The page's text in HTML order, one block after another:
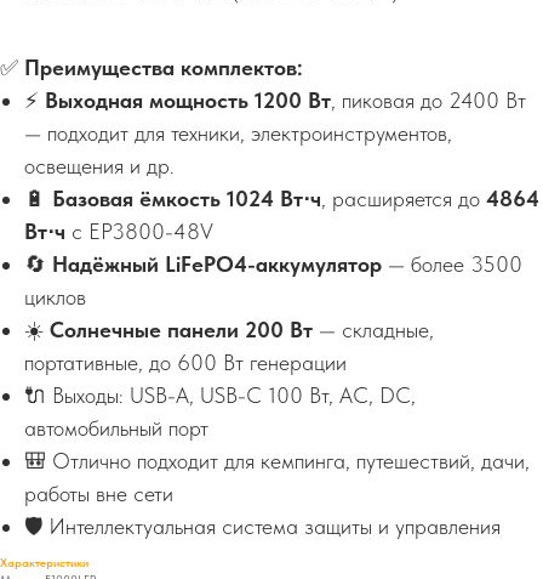
✅ Преимущества комплектов:
⚡ Выходная мощность 1200 Вт, пиковая до 2400 Вт
— подходит для техники, электроинструментов,
освещения и др.
🔋 Базовая ёмкость 1024 Вт⋅ч, расширяется до 4864
Вт⋅ч с EP3800-48V
🔄 Надёжный LiFePO4-аккумулятор — более 3500
циклов
☀️ Солнечные панели 200 Вт — складные,
портативные, до 600 Вт генерации
🔌 Выходы: USB-A, USB-C 100 Вт, AC, DC,
автомобильный порт
🎒 Отлично подходит для кемпинга, путешествий, дачи,
работы вне сети
🛡️ Интеллектуальная система защиты и управления
Характеристики